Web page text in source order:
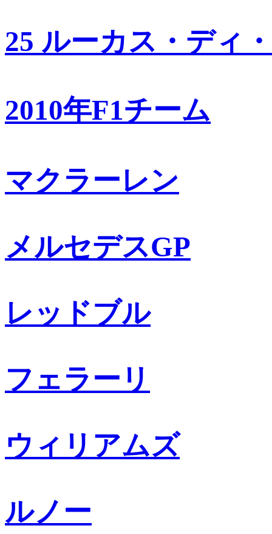
25 ルーカス・ディ
2010年F1チーム
マクラーレン
メルセデスGP
レッドブル
フェラーリ
ウィリアムズ
ルノー